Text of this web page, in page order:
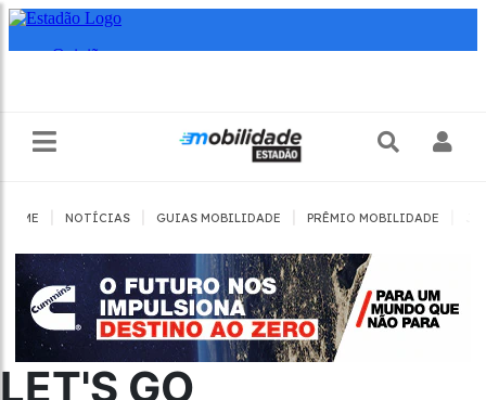
HOME NOTÍCIAS GUIAS MOBILIDADE PRÊMIO MOBILIDADE
LET'S GO